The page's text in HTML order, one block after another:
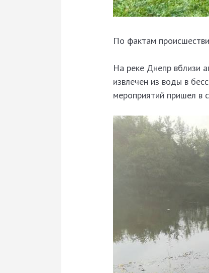
По фактам
На реке Днепр вблизи
извлечен из воды в
мероприятий пришел в